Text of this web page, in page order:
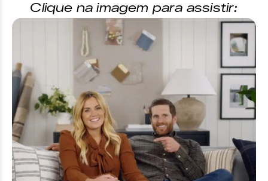
Clique na imagem para assistir: